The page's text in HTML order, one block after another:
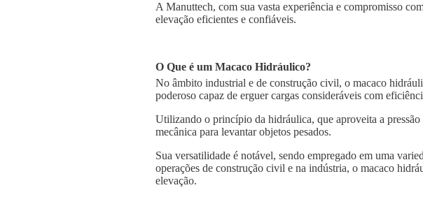
A Manuttech, com sua vasta experiência e compromisso
elevação eficientes e confiáveis.
O Que é um Macaco Hidráulico?
No âmbito industrial e de construção civil, o macaco
poderoso capaz de erguer cargas consideráveis com
Utilizando o princípio da hidráulica, que aproveita a
mecânica para levantar objetos pesados.
Sua versatilidade é notável, sendo empregado em uma
operações de construção civil e na indústria, o macaco
elevação.